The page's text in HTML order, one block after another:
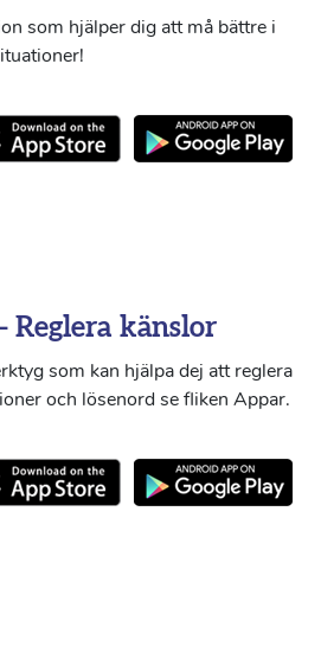
som hjälper dig att må bättre i
Reglera känslor
som kan hjälpa dej att reglera
och lösenord se fliken Appar.